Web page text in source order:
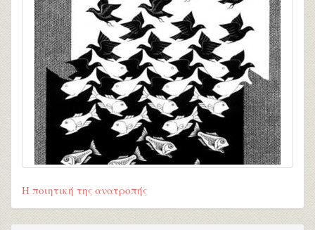
Η ποιητική της ανατροπής